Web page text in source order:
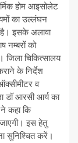
होम आइसोलेट
का उल्लंघन
है। इसके अलावा
नम्बरों को
जिला चिकित्सालय
के निर्देश
व
डॉ आरसी आर्य का
कहा कि
इस हेतु
सुनिश्चित करें।